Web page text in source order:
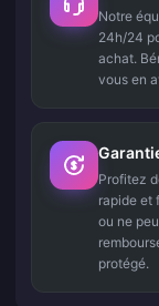
Notre
24h/24
achat.
vous en
Profitez
rapide et
ou ne
protégé.